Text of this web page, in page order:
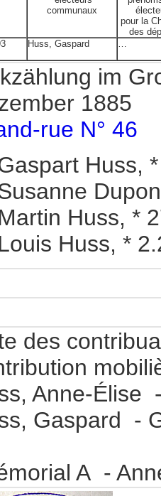
communaux
pour la
des
Huss, Gaspard …
im
1885
rue N° 46
Huss,
Huss, *
Huss, *
des
Anne-Élise
Gaspard -
A -